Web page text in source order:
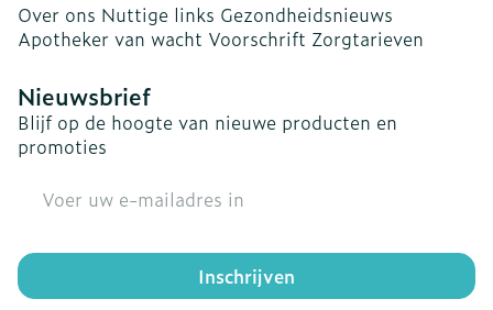
Over ons Nuttige links Gezondheidsnieuws
Apotheker van wacht Voorschrift Zorgtarieven
Nieuwsbrief
Blijf op de hoogte van nieuwe producten en
promoties
Inschrijven